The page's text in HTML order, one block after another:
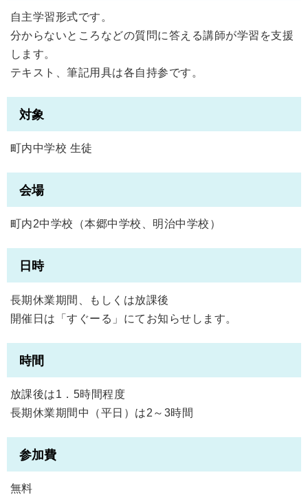
自主学習形式です。
分からないところなどの質問に答える講師が学習を支援
します。
テキスト、筆記用具は各自持参です。
対象
町内中学校 生徒
会場
町内2中学校（本郷中学校、明治中学校）
日時
長期休業期間、もしくは放課後
開催日は「すぐーる」にてお知らせします。
時間
放課後は1．5時間程度
長期休業期間中（平日）は2～3時間
参加費
無料